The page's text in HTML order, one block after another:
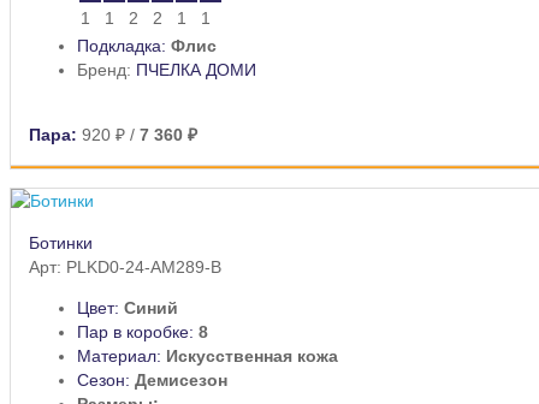
1
1 2 2 1
1
Подкладка: Флис
Бренд: ПЧЕЛКА ДОМИ
Пара: 920 ₽ / 7 360 ₽
Ботинки
Арт: PLKD0-24-AM289-B
Цвет: Синий
Пар в коробке: 8
Материал: Искусственная кожа
Сезон: Демисезон